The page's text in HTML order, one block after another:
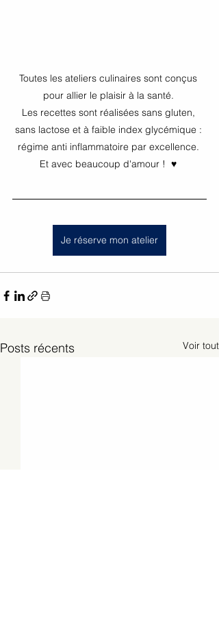
Toutes les ateliers culinaires sont conçus
pour allier le plaisir à la santé.
Les recettes sont réalisées sans gluten,
sans lactose et à faible index glycémique :
régime anti inflammatoire par excellence.
Et avec beaucoup d'amour !  ♥
Je réserve mon atelier
Posts récents Voir tout